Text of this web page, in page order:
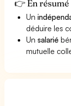
👉 En résumé
Un
déduire les
Unsalarié
mutuelle